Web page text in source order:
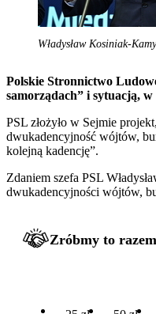
Władysław Kosiniak-
Polskie Stronnictwo
samorządach” i sytuacją,
PSL złożyło w Sejmie
dwukadencyjność wójtów,
kolejną kadencję”.
Zdaniem szefa PSL
dwukadencyjności wójtów,
Zróbmy to